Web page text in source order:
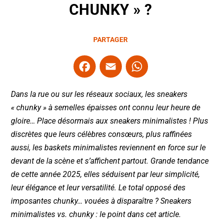
CHUNKY » ?
PARTAGER
F
a
c
e
b
o
o
k
E
m
ai
l
W
at
s
A
p
p
Dans la rue ou sur les réseaux sociaux, les sneakers
« chunky » à semelles épaisses ont connu leur heure de
gloire… Place désormais aux sneakers minimalistes ! Plus
discrètes que leurs célèbres consœurs, plus raffinées
aussi, les baskets minimalistes reviennent en force sur le
devant de la scène et s’affichent partout. Grande tendance
de cette année 2025, elles séduisent par leur simplicité,
leur élégance et leur versatilité. Le total opposé des
imposantes chunky… vouées à disparaître ? Sneakers
minimalistes vs. chunky : le point dans cet article.